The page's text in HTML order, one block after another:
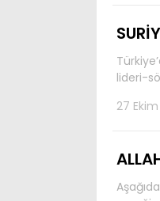
lideri-
27